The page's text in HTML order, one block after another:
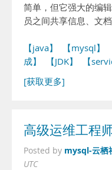
简单，但它强大的编
员之间共享信息、文
【java】 【mysql】
成】
【JDK】 【
[获取更多]
高级运维工程
Posted by mysql-云栖
UTC